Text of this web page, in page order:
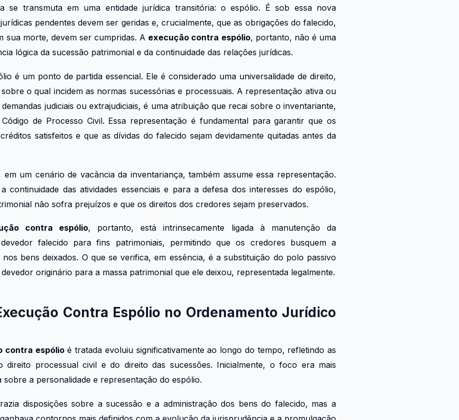
se transmuta em uma entidade jurídica transitória: o espólio. É sob essa nova
pendentes devem ser geridas e, crucialmente, que as obrigações do falecido,
sua morte, devem ser cumpridas. A execução contra espólio, portanto, não é uma
lógica da sucessão patrimonial e da continuidade das relações jurídicas.
é um ponto de partida essencial. Ele é considerado uma universalidade de direito,
o qual incidem as normas sucessórias e processuais. A representação ativa ou
judiciais ou extrajudiciais, é uma atribuição que recai sobre o inventariante,
de Processo Civil. Essa representação é fundamental para garantir que os
satisfeitos e que as dívidas do falecido sejam devidamente quitadas antes da
um cenário de vacância da inventariança, também assume essa representação.
continuidade das atividades essenciais e para a defesa dos interesses do espólio,
não sofra prejuízos e que os direitos dos credores sejam preservados.
contra espólio, portanto, está intrinsecamente ligada à manutenção da
falecido para fins patrimoniais, permitindo que os credores busquem a
bens deixados. O que se verifica, em essência, é a substituição do polo passivo
originário para a massa patrimonial que ele deixou, representada legalmente.
Contra Espólio no Ordenamento Jurídico
contra espólioé tratada evoluiu significativamente ao longo do tempo, refletindo as
direito processual civil e do direito das sucessões. Inicialmente, o foco era mais
a personalidade e representação do espólio.
disposições sobre a sucessão e a administração dos bens do falecido, mas a